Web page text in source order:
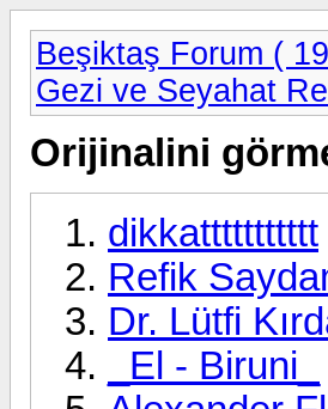
Beşiktaş Forum (
Gezi ve Seyahat
Orijinalini
dikkattttttttttt
Refik
Dr. Lütfi
_El - Biruni_